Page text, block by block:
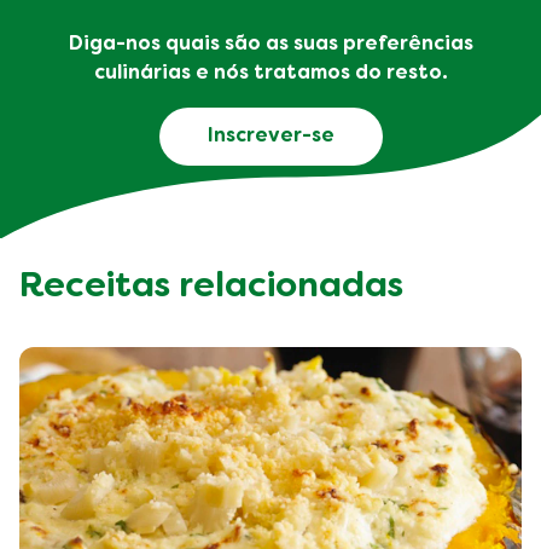
Diga-nos quais são as suas preferências
culinárias e nós tratamos do resto.
Inscrever-se
Receitas relacionadas